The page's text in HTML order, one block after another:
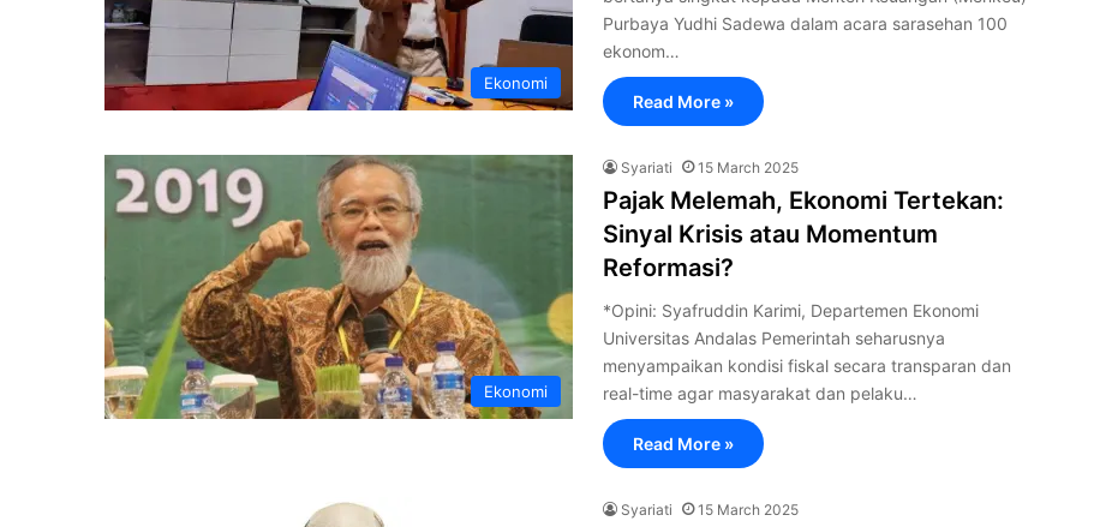
Ekonomi
Purbaya Yudhi Sadewa dalam acara sarasehan 100
ekonom…
Read More »
Ekonomi
Syariati 15 March 2025
Pajak Melemah, Ekonomi Tertekan:
Sinyal Krisis atau Momentum
Reformasi?
*Opini: Syafruddin Karimi, Departemen Ekonomi
Universitas Andalas Pemerintah seharusnya
menyampaikan kondisi fiskal secara transparan dan
real-time agar masyarakat dan pelaku…
Read More »
Syariati 15 March 2025